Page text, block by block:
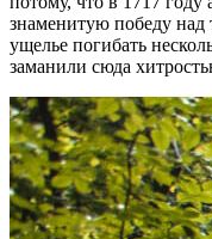
знаменитую победу над
ущелье погибать
заманили сюда